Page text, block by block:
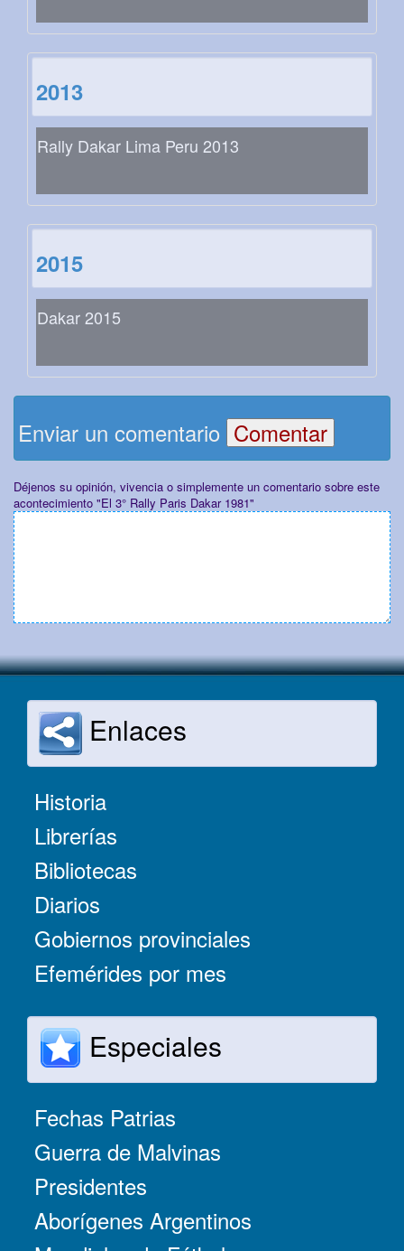
2013
Rally Dakar Lima Peru 2013
2015
Dakar 2015
Enviar un comentario
Déjenos su opinión, vivencia o simplemente un comentario sobre este
acontecimiento "El 3° Rally Paris Dakar 1981"
Enlaces
Historia
Librerías
Bibliotecas
Diarios
Gobiernos provinciales
Efemérides por mes
Especiales
Fechas Patrias
Guerra de Malvinas
Presidentes
Aborígenes Argentinos